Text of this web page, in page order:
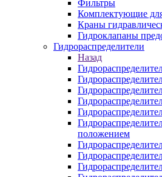
Фильтры
Комплектующие
Краны
Гидроклапаны
Гидрораспределители
Назад
положением